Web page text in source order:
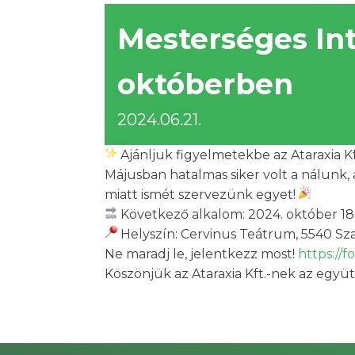
Mesterséges
októberben
2024.06.21.
Ajánljuk figyelmetekbe az Ataraxia
Májusban hatalmas siker volt a
miatt ismét szervezünk egyet!
Következő alkalom: 2024. október
Helyszín: Cervinus Teátrum, 5540
Ne maradj le, jelentkezz most! https://
Köszönjük az Ataraxia Kft.-nek az